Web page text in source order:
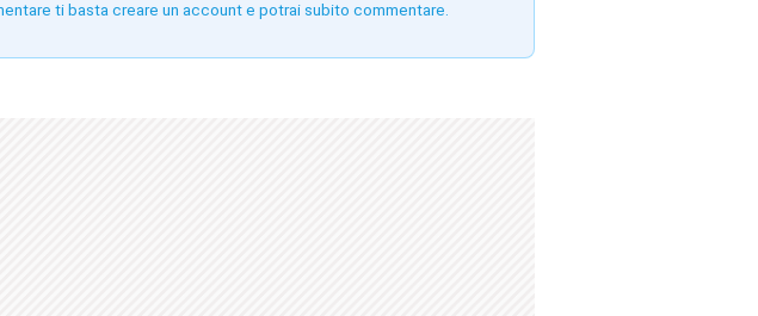
ti basta creare un account e potrai subito commentare.